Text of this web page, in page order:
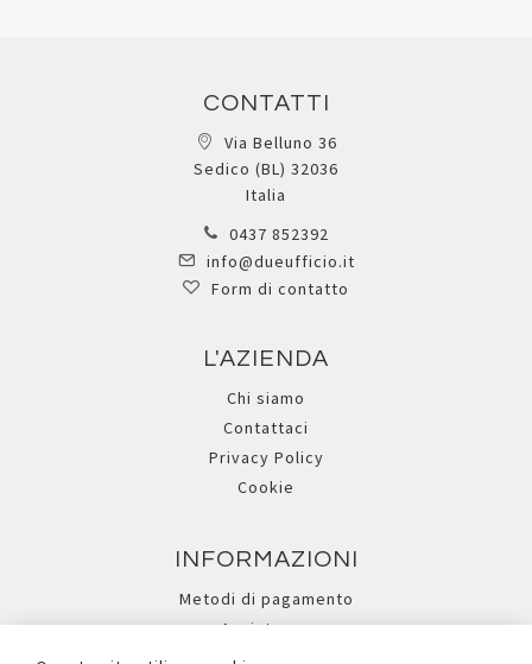
CONTATTI
Via Belluno 36
Sedico (BL) 32036
Italia
0437 852392
info@dueufficio.it
Form di contatto
L'AZIENDA
Chi siamo
Contattaci
Privacy Policy
Cookie
INFORMAZIONI
Metodi di pagamento
Assistenza
Ricerca avanzata